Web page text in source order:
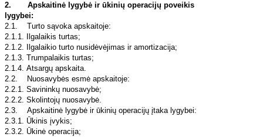
2. Apskaitinė lygybė ir ūkinių operacijų poveikis
lygybei:
2.1. Turto sąvoka apskaitoje:
2.1.1. Ilgalaikis turtas;
2.1.2. Ilgalaikio turto nusidėvėjimas ir amortizacija;
2.1.3. Trumpalaikis turtas;
2.1.4. Atsargų apskaita.
2.2. Nuosavybės esmė apskaitoje:
2.2.1. Savininkų nuosavybė;
2.2.2. Skolintojų nuosavybė.
2.3. Apskaitinė lygybė ir ūkinių operacijų įtaka lygybei:
2.3.1. Ūkinis įvykis;
2.3.2. Ūkinė operacija;